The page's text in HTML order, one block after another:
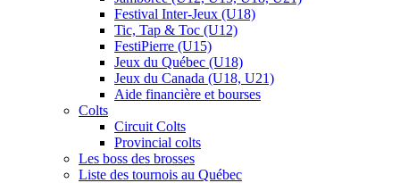
Festival Inter-Jeux (U18)
Tic, Tap & Toc (U12)
FestiPierre (U15)
Jeux du Québec (U18)
Jeux du Canada (U18, U21)
Aide financière et bourses
Colts
Circuit Colts
Provincial colts
Les boss des brosses
Liste des tournois au Québec